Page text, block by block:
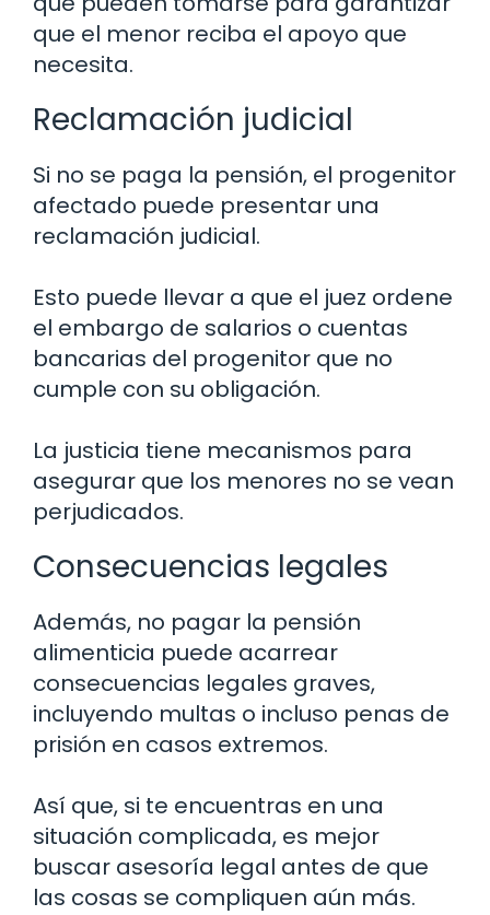
que el menor reciba el apoyo que
necesita.
Reclamación judicial
Si no se paga la pensión, el progenitor
afectado puede presentar una
reclamación judicial.
Esto puede llevar a que el juez ordene
el embargo de salarios o cuentas
bancarias del progenitor que no
cumple con su obligación.
La justicia tiene mecanismos para
asegurar que los menores no se vean
perjudicados.
Consecuencias legales
Además, no pagar la pensión
alimenticia puede acarrear
consecuencias legales graves,
incluyendo multas o incluso penas de
prisión en casos extremos.
Así que, si te encuentras en una
situación complicada, es mejor
buscar asesoría legal antes de que
las cosas se compliquen aún más.